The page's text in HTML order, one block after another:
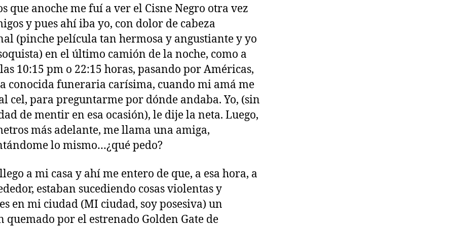
que anoche me fuí a ver el Cisne Negro otra vez
y pues ahí iba yo, con dolor de cabeza
(pinche película tan hermosa y angustiante y yo
en el último camión de la noche, como a
10:15 pm o 22:15 horas, pasando por Américas,
conocida funeraria carísima, cuando mi amá me
cel, para preguntarme por dónde andaba. Yo, (sin
de mentir en esa ocasión), le dije la neta. Luego,
más adelante, me llama una amiga,
lo mismo…¿qué pedo?
a mi casa y ahí me entero de que, a esa hora, a
estaban sucediendo cosas violentas y
en mi ciudad (MI ciudad, soy posesiva) un
quemado por el estrenado Golden Gate de